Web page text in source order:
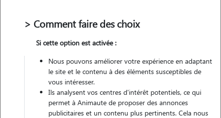
Véhiculé
Contacter
L'envoi d'une demande est sans engagement
> Comment faire des choix
Si cette option est activée :
Nous pouvons améliorer votre expérience en adaptant
le site et le contenu à des éléments susceptibles de
vous intéresser.
Ils analysent vos centres d'intérêt potentiels, ce qui
permet à Animaute de proposer des annonces
publicitaires et un contenu plus pertinents. Cela nous